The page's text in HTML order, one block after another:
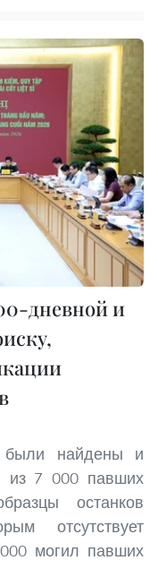
дневной и
найдены и
из 7 000 павших
останков
отсутствует
могил павших